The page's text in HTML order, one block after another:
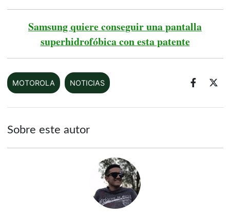
Samsung quiere conseguir una pantalla
superhidrofóbica con esta patente
MOTOROLA NOTICIAS
Sobre este autor